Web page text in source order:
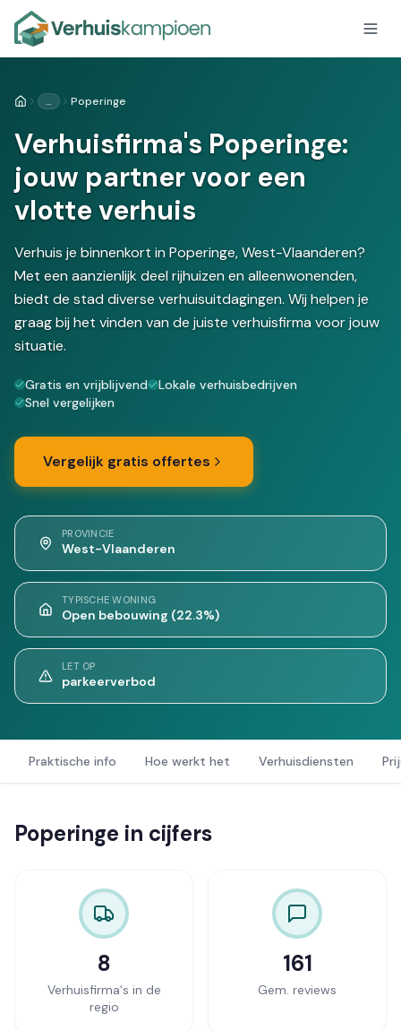
Home… Poperinge
Verhuisfirma's Poperinge:
jouw partner voor een
vlotte verhuis
Verhuis je binnenkort in Poperinge, West-Vlaanderen?
Met een aanzienlijk deel rijhuizen en alleenwonenden,
biedt de stad diverse verhuisuitdagingen. Wij helpen je
graag bij het vinden van de juiste verhuisfirma voor jouw
situatie.
Gratis en vrijblijvend
Lokale verhuisbedrijven
Snel vergelijken
Vergelijk gratis offertes
PROVINCIE
West-Vlaanderen
TYPISCHE WONING
Open bebouwing (22.3%)
LET OP
parkeerverbod
Praktische info Hoe werkt het Verhuisdiensten
Poperinge in cijfers
8
Verhuisfirma's in de
regio
161
Gem. reviews